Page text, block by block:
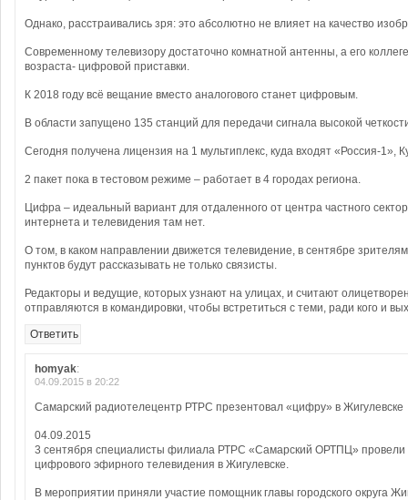
Однако, расстраивались зря: это абсолютно не влияет на качество
Современному телевизору достаточно комнатной антенны, а его
возраста- цифровой приставки.
К 2018 году всё вещание вместо аналогового станет цифровым.
В области запущено 135 станций для передачи сигнала высокой
Сегодня получена лицензия на 1 мультиплекс, куда входят «Россия-1»,
2 пакет пока в тестовом режиме – работает в 4 городах региона.
Цифра – идеальный вариант для отдаленного от центра частного
интернета и телевидения там нет.
О том, в каком направлении движется телевидение, в сентябре
пунктов будут рассказывать не только связисты.
Редакторы и ведущие, которых узнают на улицах, и считают
отправляются в командировки, чтобы встретиться с теми, ради кого и
Ответить
homyak:
04.09.2015 в 20:22
Самарский радиотелецентр РТРС презентовал «цифру» в Жигулевске
04.09.2015
3 сентября специалисты филиала РТРС «Самарский ОРТПЦ»
цифрового эфирного телевидения в Жигулевске.
В мероприятии приняли участие помощник главы городского округа